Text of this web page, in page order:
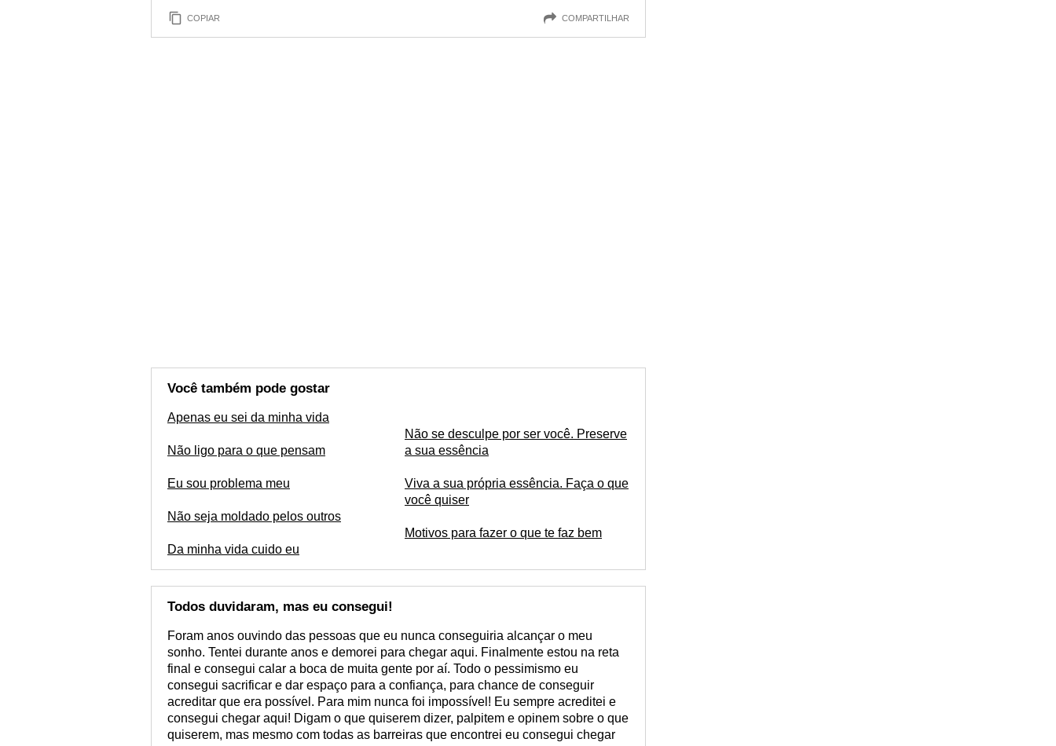
COPIAR COMPARTILHAR
Você também pode gostar
Apenas eu sei da minha vida
Não ligo para o que pensam
Eu sou problema meu
Não seja moldado pelos outros
Da minha vida cuido eu
Não se desculpe por ser você. Preserve
a sua essência
Viva a sua própria essência. Faça o que
você quiser
Motivos para fazer o que te faz bem
Todos duvidaram, mas eu consegui!
Foram anos ouvindo das pessoas que eu nunca conseguiria alcançar o meu
sonho. Tentei durante anos e demorei para chegar aqui. Finalmente estou na reta
final e consegui calar a boca de muita gente por aí. Todo o pessimismo eu
consegui sacrificar e dar espaço para a confiança, para chance de conseguir
acreditar que era possível. Para mim nunca foi impossível! Eu sempre acreditei e
consegui chegar aqui! Digam o que quiserem dizer, palpitem e opinem sobre o que
quiserem, mas mesmo com todas as barreiras que encontrei eu consegui chegar